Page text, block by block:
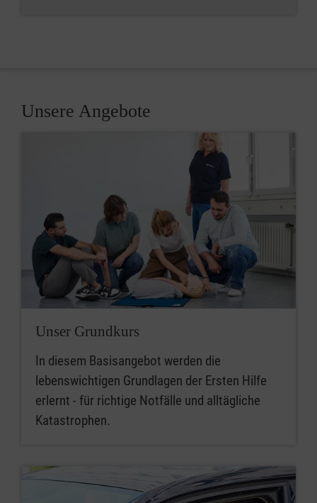
Unsere Angebote
Unser Grundkurs
In diesem Basisangebot werden die
lebenswichtigen Grundlagen der Ersten Hilfe
erlernt - für richtige Notfälle und alltägliche
Katastrophen.